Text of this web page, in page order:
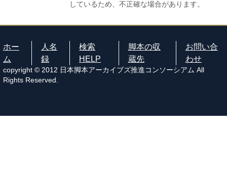
しているため、不正確な場合があります。
ホー
ム
人名
録
検索
HELP
脚本の収
蔵先
お問い合
わせ
copyright © 2012 日本脚本アーカイブズ推進コンソーシアム All
Rights Reserved.